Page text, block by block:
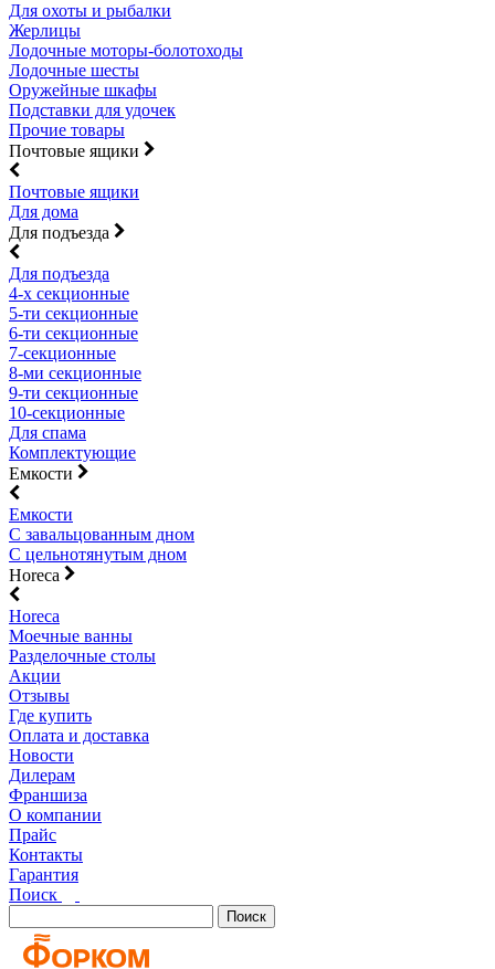
Для охоты и рыбалки
Жерлицы
Лодочные моторы-болотоходы
Лодочные шесты
Оружейные шкафы
Подставки для удочек
Прочие товары
Почтовые ящики
Почтовые ящики
Для дома
Для подъезда
Для подъезда
4-х секционные
5-ти секционные
6-ти секционные
7-секционные
8-ми секционные
9-ти секционные
10-секционные
Для спама
Комплектующие
Емкости
Емкости
С завальцованным дном
С цельнотянутым дном
Horeca
Horeca
Моечные ванны
Разделочные столы
Акции
Отзывы
Где купить
Оплата и доставка
Новости
Дилерам
Франшиза
О компании
Прайс
Контакты
Гарантия
Поиск
Поиск